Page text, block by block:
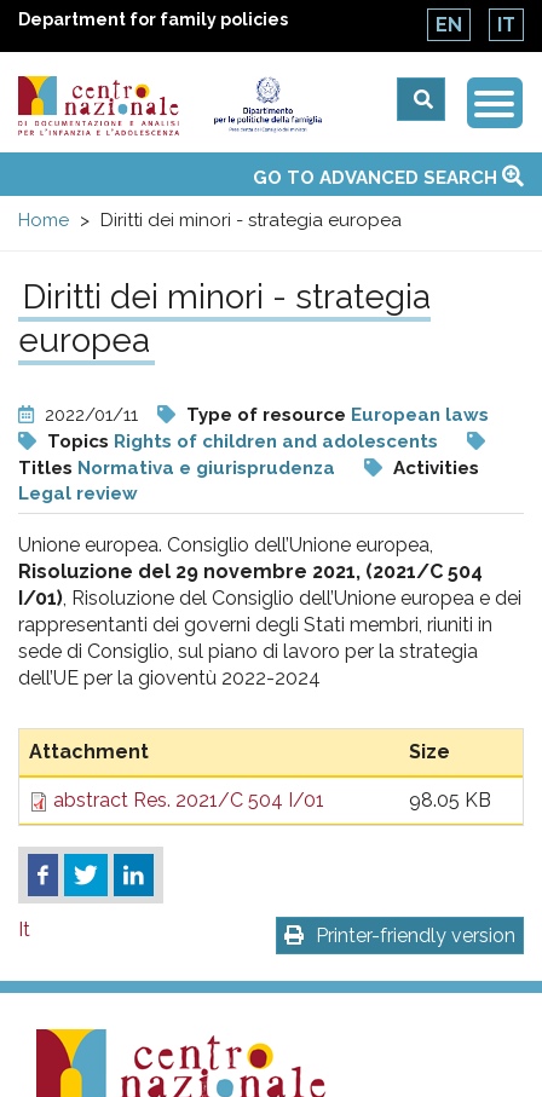
Department for family policies EN IT
Centro
nazionale
di
Documentazione
e
analisi
pr
l'infanzia
e
l'adolescenza
menuTopics
Activities
UN Convention
National ObservatoriesGO TO ADVANCED SEARCH
Home
Diritti dei minori - strategia europea
Diritti dei minori - strategia
europea
2022/01/11 Type of resource European laws
Topics Rights of children and adolescents
Titles Normativa e giurisprudenza
Activities
Legal review
Unione europea. Consiglio dell’Unione europea,
Risoluzione del 29 novembre 2021, (2021/C 504
I/01), Risoluzione del Consiglio dell’Unione europea e dei
rappresentanti dei governi degli Stati membri, riuniti in
sede di Consiglio, sul piano di lavoro per la strategia
dell’UE per la gioventù 2022-2024
Attachment Size
abstract Res. 2021/C 504 I/01 98.05 KB
Printer-friendly version
It